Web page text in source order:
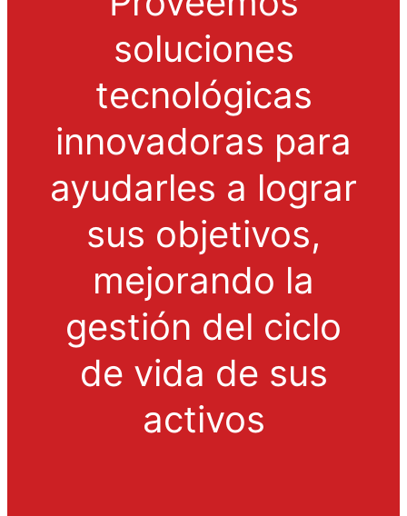
soluciones
tecnológicas
innovadoras para
ayudarles a lograr
sus objetivos,
mejorando la
gestión del ciclo
de vida de sus
activos